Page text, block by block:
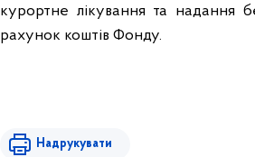
курортне лікування та надання
рахунок коштів Фонду.
Надрукувати